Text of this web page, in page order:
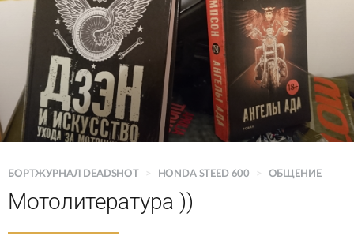
БОРТЖУРНАЛ DEADSHOT > HONDA STEED 600 > ОБЩЕНИЕ
Мотолитература ))